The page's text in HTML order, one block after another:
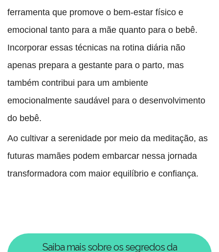
ferramenta que promove o bem-estar físico e
emocional tanto para a mãe quanto para o bebê.
Incorporar essas técnicas na rotina diária não
apenas prepara a gestante para o parto, mas
também contribui para um ambiente
emocionalmente saudável para o desenvolvimento
do bebê.
Ao cultivar a serenidade por meio da meditação, as
futuras mamães podem embarcar nessa jornada
transformadora com maior equilíbrio e confiança.
Saiba mais sobre os segredos da